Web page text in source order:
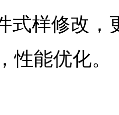
式样修改，
性能优化。